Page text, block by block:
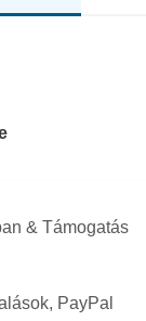
& Támogatás
PayPal